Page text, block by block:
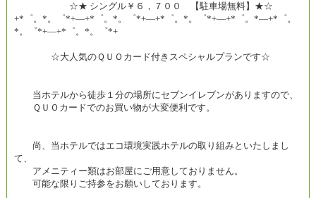
☆★ シングル￥６，７００ 【駐車場無料】★☆
+*゜。*。゜*+―+*゜。*。゜*+―+*゜。*。゜*+―+*゜。*―+*゜。
*。゜*+―+*゜。*。゜*+
☆大人気のＱＵＯカード付きスペシャルプランです☆
当ホテルから徒歩１分の場所にセブンイレブンがありますので、
ＱＵＯカードでのお買い物が大変便利です。
尚、当ホテルではエコ環境実践ホテルの取り組みといたしまし
て、
アメニティー類はお部屋にご用意しておりません。
可能な限りご持参をお願いしております。